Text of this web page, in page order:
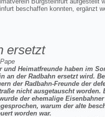
beschaffen konnten, ergänzt
ersetzt
und Heimatfreunde haben im
an der Radbahn ersetzt wird.
der Radbahn-Freunde der
nicht ausgetauscht
der ehemalige
warum der alte
worden war.